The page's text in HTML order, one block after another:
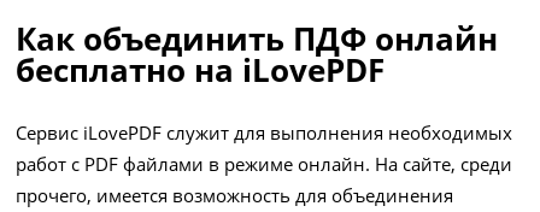
Как объединить ПДФ онлайн
бесплатно на iLovePDF
Сервис iLovePDF служит для выполнения необходимых
работ с PDF файлами в режиме онлайн. На сайте, среди
прочего, имеется возможность для объединения